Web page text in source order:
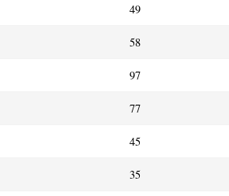
49
58
97
77
45
35